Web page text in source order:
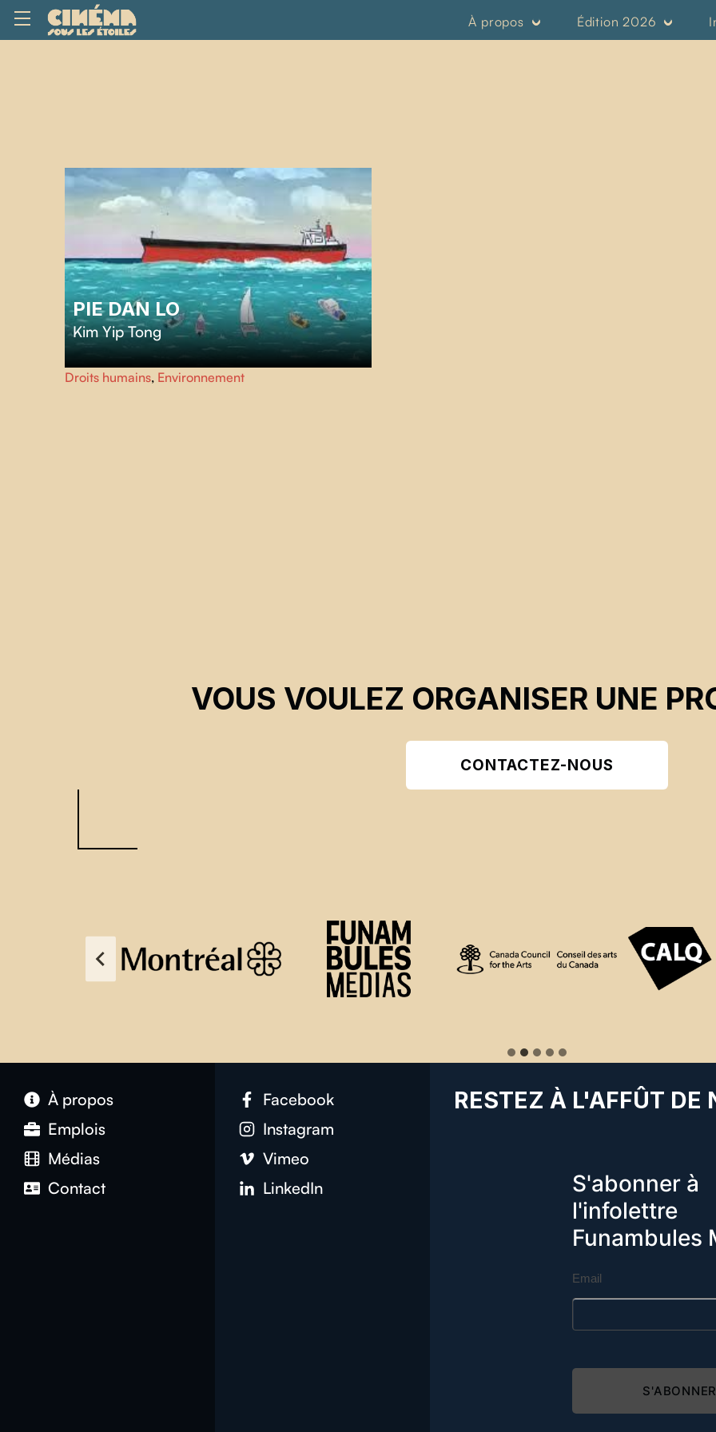
À propos Édition 2026
PIE DAN LO
Kim Yip Tong
Le 25 juillet 2020, le vraquier MV Wakashio s’échoue sur
le récif de la côte Est de l'île Maurice. Douze jours plus
Droits humains, Environnement
VOUS VOULEZ ORGANISER UNE
CONTACTEZ-NOUS
À propos
Emplois
Médias
Contact
Facebook
Instagram
Vimeo
LinkedIn
RESTEZ À L'AFFÛT DE
S'abonner à
l'infolettre
Funambules
Email
S'ABONNER